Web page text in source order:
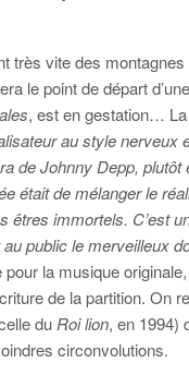
très vite des
le point de départ
, est en gestation…
au style
de Johnny Depp, plutôt
était de mélanger le
êtres immortels. C’est
public le merveilleux
la musique
de la partition. On
du Roi lion, en 1994)
circonvolutions.